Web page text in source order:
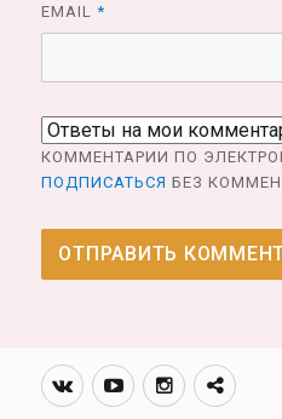
EMAIL*
КОММЕНТАРИИ ПО
ПОДПИСАТЬСЯ БЕЗ
Вконтакте
YoutubeИнстаграмм